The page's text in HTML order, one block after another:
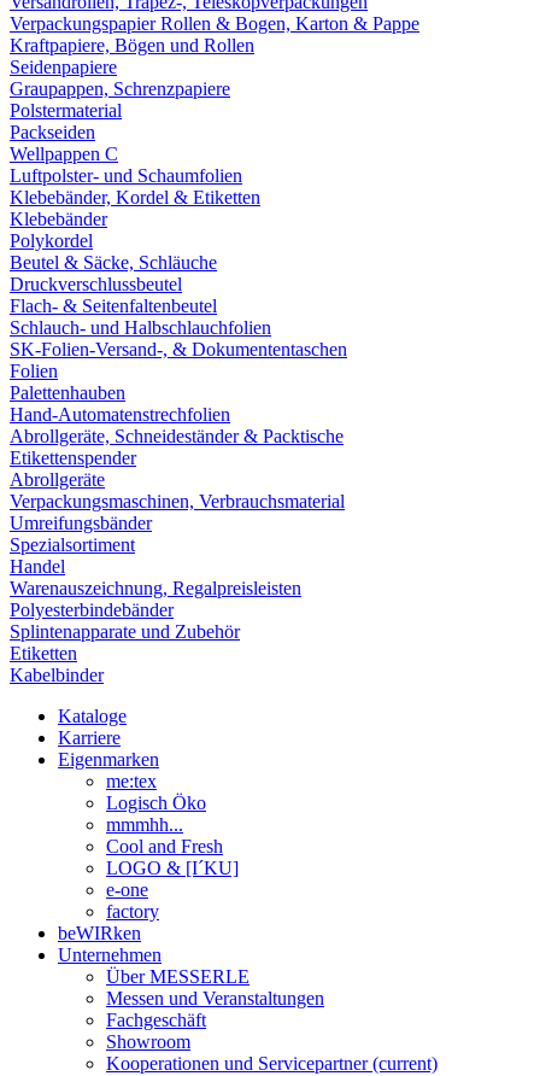
Verpackungspapier Rollen & Bogen, Karton & Pappe
Kraftpapiere, Bögen und Rollen
Seidenpapiere
Graupappen, Schrenzpapiere
Polstermaterial
Packseiden
Wellpappen C
Luftpolster- und Schaumfolien
Klebebänder, Kordel & Etiketten
Klebebänder
Polykordel
Beutel & Säcke, Schläuche
Druckverschlussbeutel
Flach- & Seitenfaltenbeutel
Schlauch- und Halbschlauchfolien
SK-Folien-Versand-, & Dokumententaschen
Folien
Palettenhauben
Hand-Automatenstrechfolien
Abrollgeräte, Schneideständer & Packtische
Etikettenspender
Abrollgeräte
Verpackungsmaschinen, Verbrauchsmaterial
Umreifungsbänder
Spezialsortiment
Handel
Warenauszeichnung, Regalpreisleisten
Polyesterbindebänder
Splintenapparate und Zubehör
Etiketten
Kabelbinder
Kataloge
Karriere
Eigenmarken
me:tex
Logisch Öko
mmmhh...
Cool and Fresh
LOGO & [I´KU]
e-one
factory
beWIRken
Unternehmen
Über MESSERLE
Messen und Veranstaltungen
Fachgeschäft
Showroom
Kooperationen und Servicepartner(current)